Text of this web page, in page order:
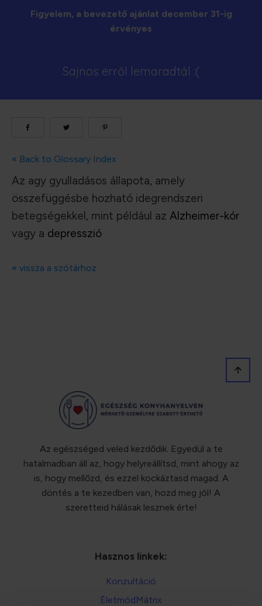
Figyelem, a bevezető ajánlat december 31-ig
érvényes
Sajnos erről lemaradtál :(
« Back to Glossary Index
Az agy gyulladásos állapota, amely
összefüggésbe hozható idegrendszeri
betegségekkel, mint például az Alzheimer-kór
vagy a depresszió
« vissza a szótárhoz
Az egészséged veled kezdődik. Egyedül a te
hatalmadban áll az, hogy helyreállítsd, mint ahogy az
is, hogy mellőzd, és ezzel kockáztasd magad. A
döntés a te kezedben van, hozd meg jól! A
szeretteid hálásak lesznek érte!
Hasznos linkek:
Konzultáció
ÉletmódMátrix